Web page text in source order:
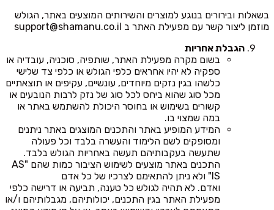
בשאלות ובירורים בנוגע למוצרים והשירותים המוצעים באתר, הגולש
מוזמן ליצור קשר עם מפעילת האתר ב support@shamanu.co.il
הגבלת אחריות
בשום מקרה מפעילת האתר, שותפיה, סוכניה, עובדיה או
ספקיה לא יהיו אחראים כלפי הגולש או כלפי צד שלישי
כלשהו בגין נזקים מיוחדים, עונשיים, עקיפים או תוצאתיים
מכל סוג שהוא ביחס לכל סוג של נזק לרבות הנובעים או
קשורים בשימוש או בחוסר היכולת להשתמש באתר או
במה שמצוי בו.
המידע המופיע באתר והתכנים המוצגים באתר ניתנים
ומסופקים לשם הלימוד והעשרה בלבד וכל פעולה
שתעשה בעקבותיהם תעשה באחריות הגולש בלבד.
התכנים באתר מוצעים לשימוש הציבור כמות שהם "AS
IS" ולא ניתן להתאימם לצרכיו של כל אדם
ואדם. לא תהיה לגולש כל טענה, תביעה או דרישה כלפי
מפעילת האתר בגין התכנים, יכולותיהם, מגבלותיהם ו/או